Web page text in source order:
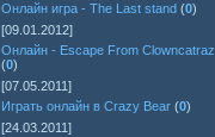
Онлайн игра - The Last stand (0)
[09.01.2012]
Онлайн - Escape From Clowncatraz
(0)
[07.05.2011]
Играть онлайн в Crazy Bear (0)
[24.03.2011]